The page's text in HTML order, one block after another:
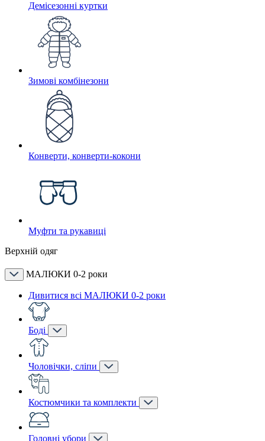
Демісезонні куртки
Зимові комбінезони
Конверти, конверти-кокони
Муфти та рукавиці
Верхній одяг
МАЛЮКИ 0-2 роки
Дивитися всі МАЛЮКИ 0-2 роки
Боді
Чоловічки, сліпи
Костюмчики та комплекти
Головні убори